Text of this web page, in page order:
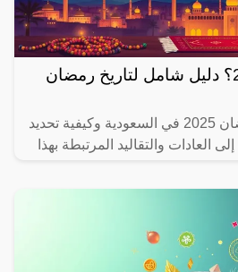
متى رمضان 2025؟ دليل شامل لتاريخ رمضان
اكتشف متى يبدأ رمضان 2025 في السعودية وكيفية تحديد
العادات والتقاليد المرتبطة بهذا